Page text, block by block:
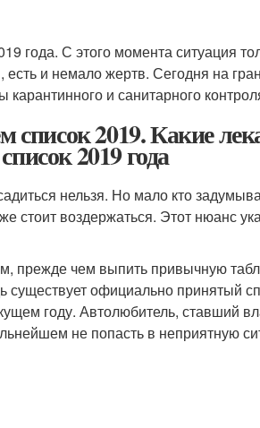
года. С этого момента ситуация
и немало жертв. Сегодня на
и санитарного
список 2019. Какие
2019 года
нельзя. Но мало кто
стоит воздержаться. Этот нюанс
прежде чем выпить привычную
существует официально принятый
году. Автолюбитель, ставший
не попасть в неприятную